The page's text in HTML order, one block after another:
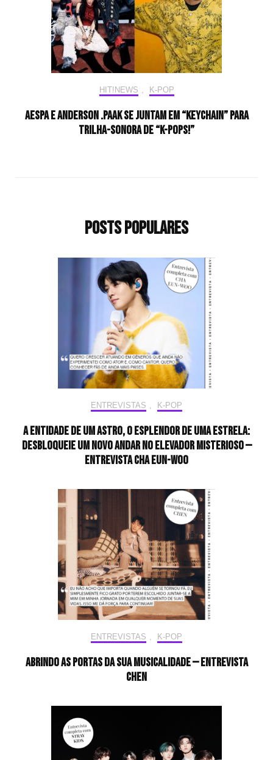
HIT!NEWS K-POP
aespa e Anderson .Paak se juntam em “Keychain” para
trilha-sonora de “K-POPS!”
Posts populares
ENTREVISTAS K-POP
A entidade de um astro, o esplendor de uma estrela:
desbloqueie um novo andar no elevador misterioso —
Entrevista CHA EUN-WOO
ENTREVISTAS K-POP
Abrindo as portas da sua musicalidade — Entrevista
CHEN